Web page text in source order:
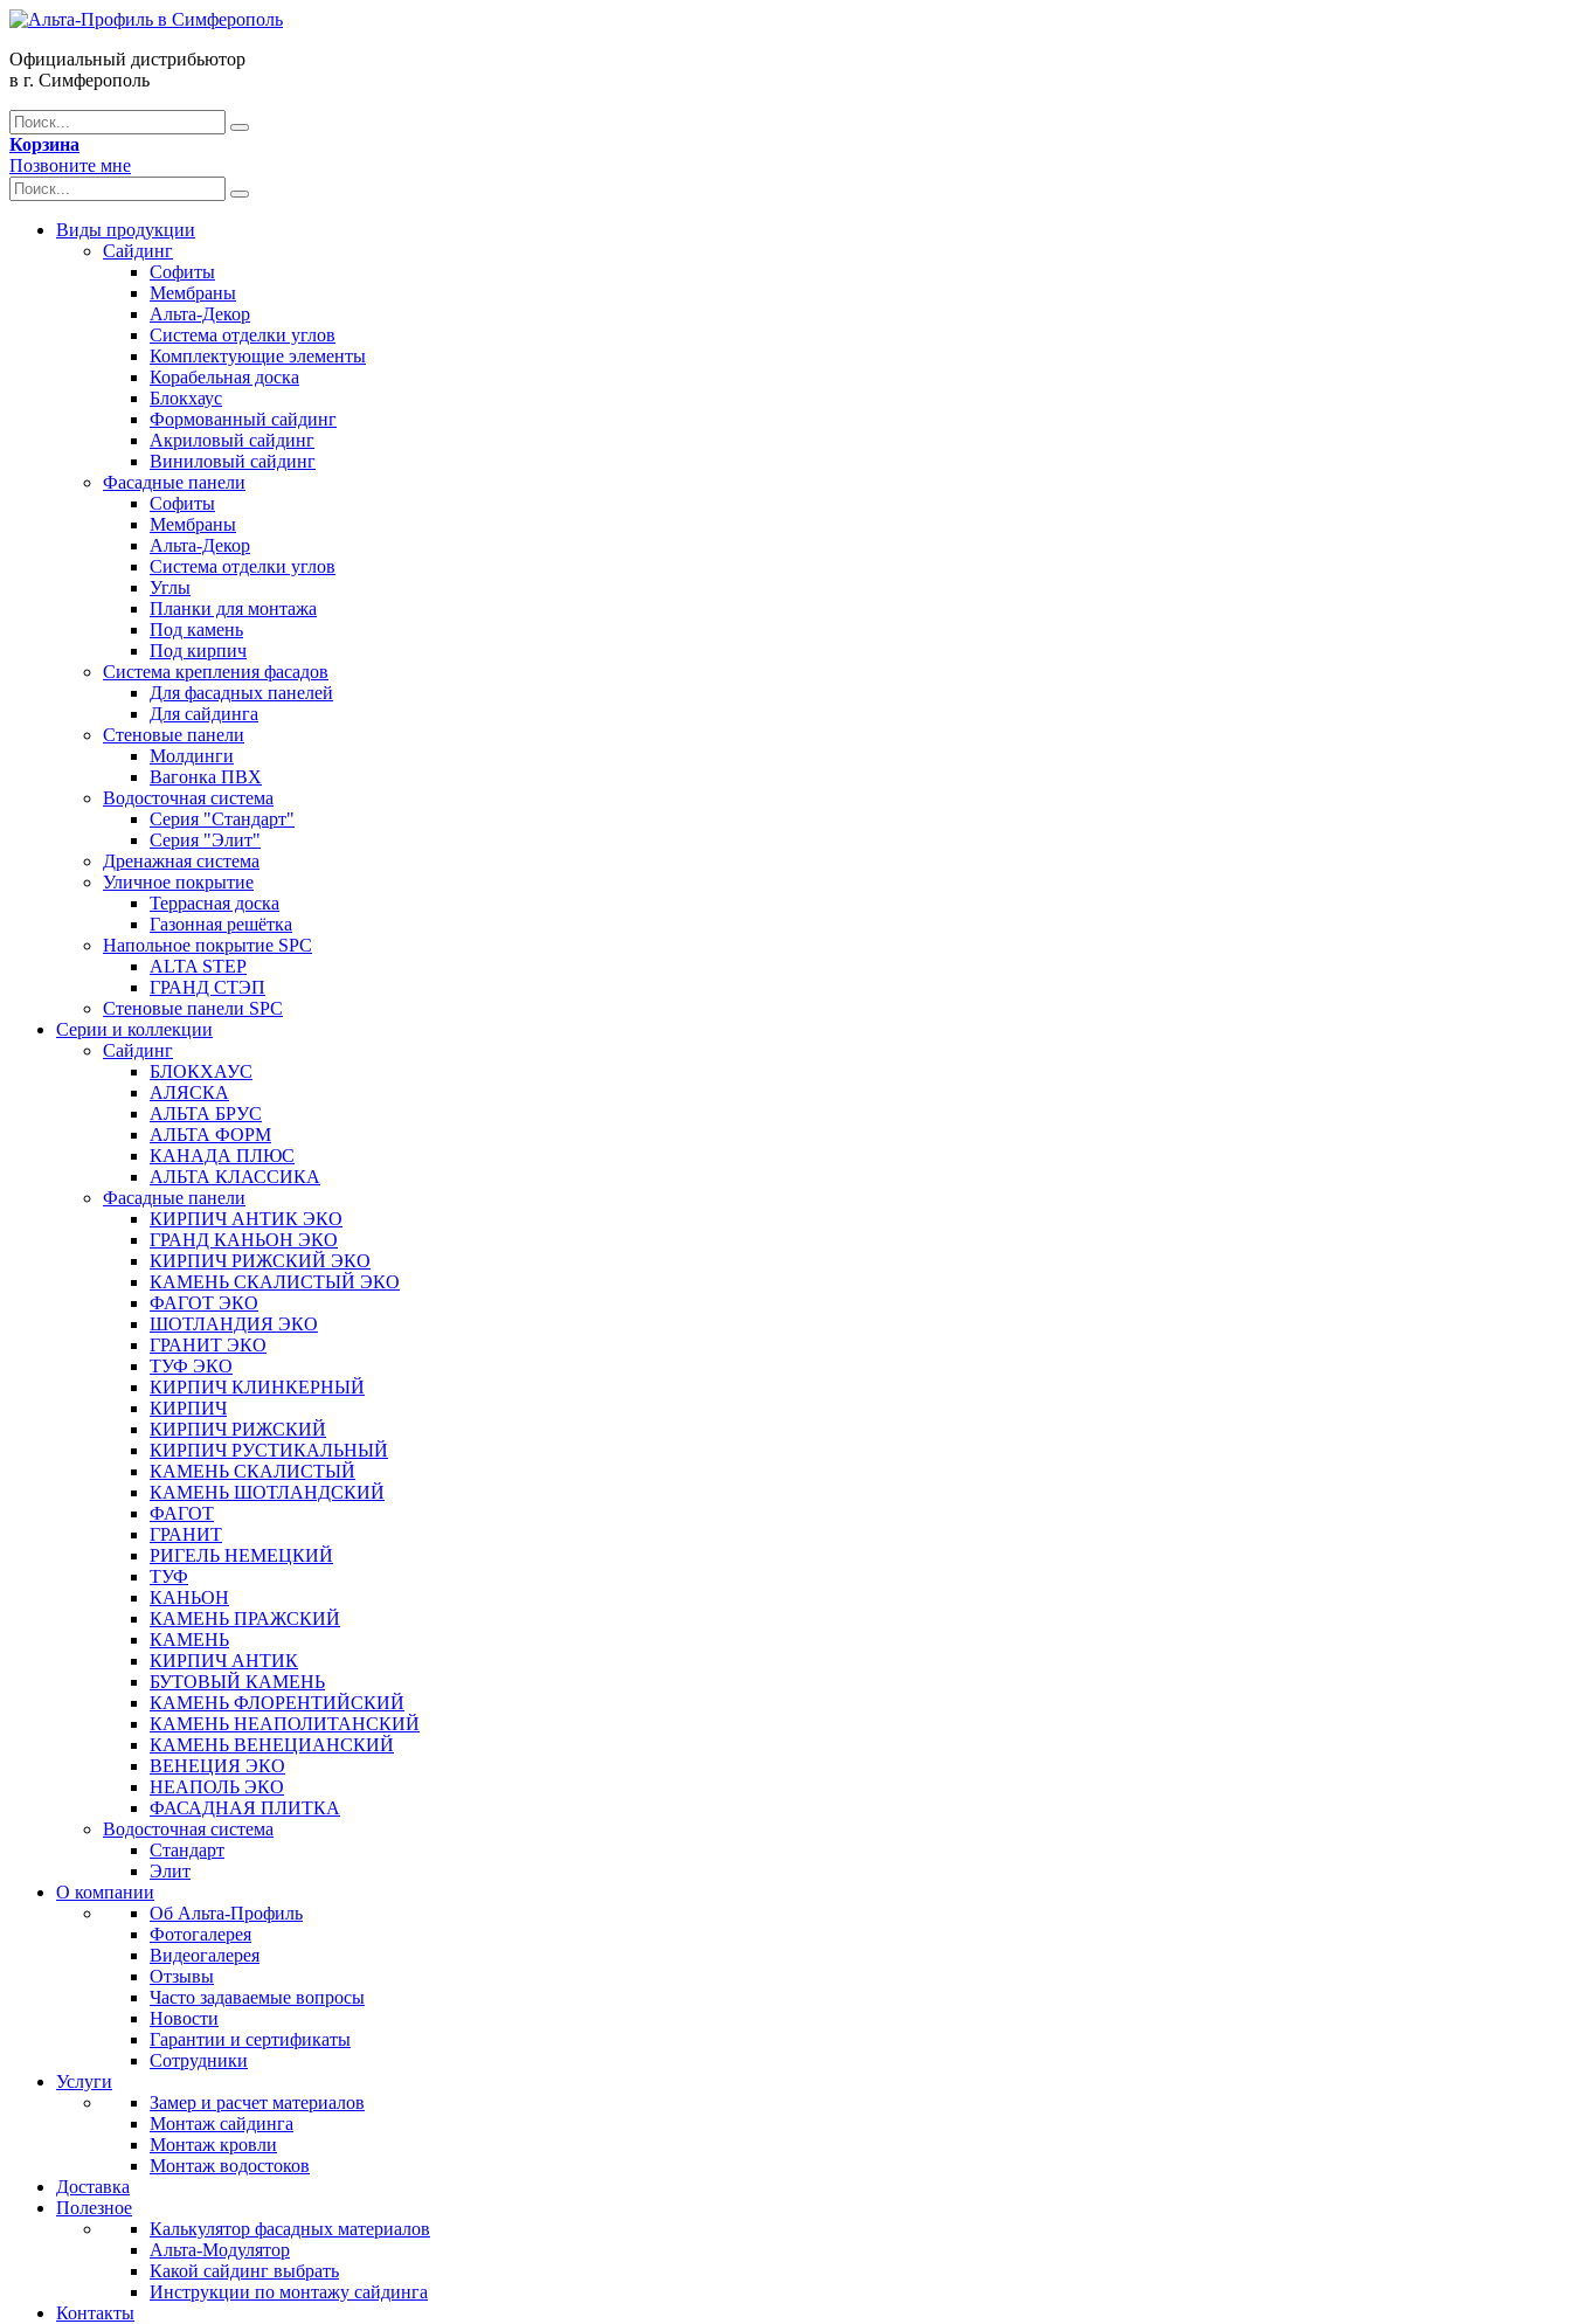
Официальный дистрибьютор
в г. Симферополь
Корзина
Позвоните мне
Виды продукции
Сайдинг
Софиты
Мембраны
Альта-Декор
Система отделки углов
Комплектующие элементы
Корабельная доска
Блокхаус
Формованный сайдинг
Акриловый сайдинг
Виниловый сайдинг
Фасадные панели
Софиты
Мембраны
Альта-Декор
Система отделки углов
Углы
Планки для монтажа
Под камень
Под кирпич
Система крепления фасадов
Для фасадных панелей
Для сайдинга
Стеновые панели
Молдинги
Вагонка ПВХ
Водосточная система
Серия "Стандарт"
Серия "Элит"
Дренажная система
Уличное покрытие
Террасная доска
Газонная решётка
Напольное покрытие SPC
ALTA STEP
ГРАНД СТЭП
Стеновые панели SPC
Серии и коллекции
Сайдинг
БЛОКХАУС
АЛЯСКА
АЛЬТА БРУС
АЛЬТА ФОРМ
КАНАДА ПЛЮС
АЛЬТА КЛАССИКА
Фасадные панели
КИРПИЧ АНТИК ЭКО
ГРАНД КАНЬОН ЭКО
КИРПИЧ РИЖСКИЙ ЭКО
КАМЕНЬ СКАЛИСТЫЙ ЭКО
ФАГОТ ЭКО
ШОТЛАНДИЯ ЭКО
ГРАНИТ ЭКО
ТУФ ЭКО
КИРПИЧ КЛИНКЕРНЫЙ
КИРПИЧ
КИРПИЧ РИЖСКИЙ
КИРПИЧ РУСТИКАЛЬНЫЙ
КАМЕНЬ СКАЛИСТЫЙ
КАМЕНЬ ШОТЛАНДСКИЙ
ФАГОТ
ГРАНИТ
РИГЕЛЬ НЕМЕЦКИЙ
ТУФ
КАНЬОН
КАМЕНЬ ПРАЖСКИЙ
КАМЕНЬ
КИРПИЧ АНТИК
БУТОВЫЙ КАМЕНЬ
КАМЕНЬ ФЛОРЕНТИЙСКИЙ
КАМЕНЬ НЕАПОЛИТАНСКИЙ
КАМЕНЬ ВЕНЕЦИАНСКИЙ
ВЕНЕЦИЯ ЭКО
НЕАПОЛЬ ЭКО
ФАСАДНАЯ ПЛИТКА
Водосточная система
Стандарт
Элит
О компании
Об Альта-Профиль
Фотогалерея
Видеогалерея
Отзывы
Часто задаваемые вопросы
Новости
Гарантии и сертификаты
Сотрудники
Услуги
Замер и расчет материалов
Монтаж сайдинга
Монтаж кровли
Монтаж водостоков
Доставка
Полезное
Калькулятор фасадных материалов
Альта-Модулятор
Какой сайдинг выбрать
Инструкции по монтажу сайдинга
Контакты